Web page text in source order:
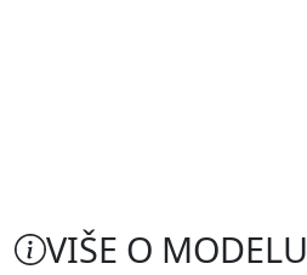
VIŠE O MODELU